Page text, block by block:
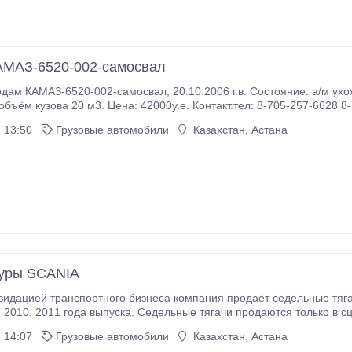
6520-002-самосвал
л.с., КПП
13:50
Грузовые автомобили Казахстан, Астана
SCANIA
компания продаёт седельные тягачи : SCANIA R420LA4X2HNA- ЕВРО 5 ( Highline ,
14:07
Грузовые автомобили Казахстан, Астана